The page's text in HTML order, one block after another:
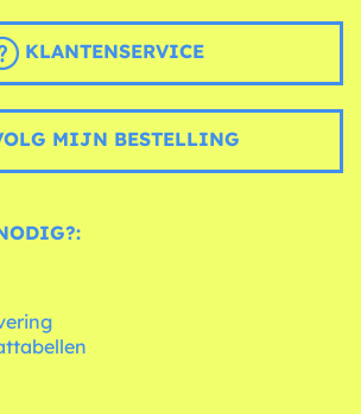
KLANTENSERVICE
MIJN BESTELLING